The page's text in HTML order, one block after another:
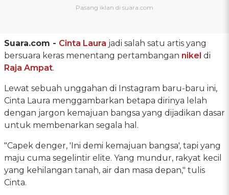
Suara.com - Cinta Laura jadi salah satu artis yang
bersuara keras menentang pertambangan nikel di
Raja Ampat.
Lewat sebuah unggahan di Instagram baru-baru ini,
Cinta Laura menggambarkan betapa dirinya lelah
dengan jargon kemajuan bangsa yang dijadikan dasar
untuk membenarkan segala hal.
"Capek denger, 'Ini demi kemajuan bangsa', tapi yang
maju cuma segelintir elite. Yang mundur, rakyat kecil
yang kehilangan tanah, air dan masa depan," tulis
Cinta.